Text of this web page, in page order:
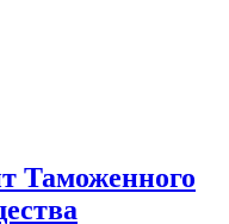
Таможенного